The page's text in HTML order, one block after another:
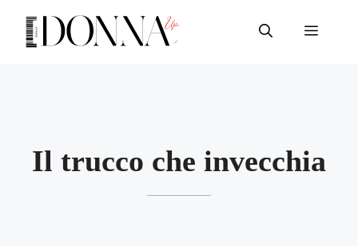
contenuto
Menu
Il trucco che invecchia